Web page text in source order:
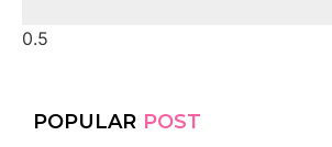
POPULAR POST